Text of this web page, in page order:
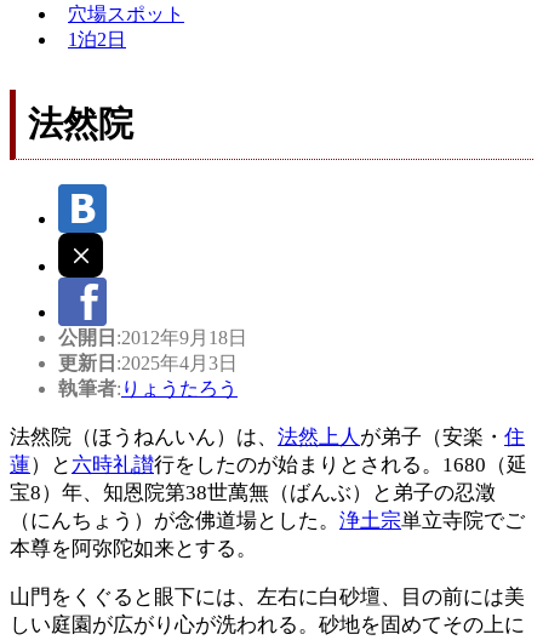
穴場スポット
1泊2日
法然院
公開日 :2012年9月18日
更新日 :2025年4月3日
執筆者: りょうたろう
法然院（ほうねんいん）は、 法然上人 が弟子（安楽・ 住
蓮）と 六時礼讃行をしたのが始まりとされる。1680（延
宝8）年、知恩院第38世萬無（ばんぶ）と弟子の忍澂
（にんちょう）が念佛道場とした。 浄土宗単立寺院でご
本尊を阿弥陀如来とする。
山門をくぐると眼下には、左右に白砂壇、目の前には美
しい庭園が広がり心が洗われる。砂地を固めてその上に